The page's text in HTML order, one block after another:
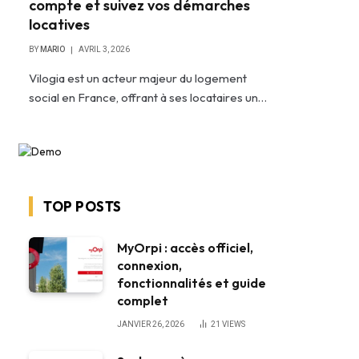
compte et suivez vos démarches
locatives
BY MARIO AVRIL 3, 2026
Vilogia est un acteur majeur du logement
social en France, offrant à ses locataires un…
TOP POSTS
MyOrpi : accès officiel,
connexion,
fonctionnalités et guide
complet
JANVIER 26, 2026 21 VIEWS